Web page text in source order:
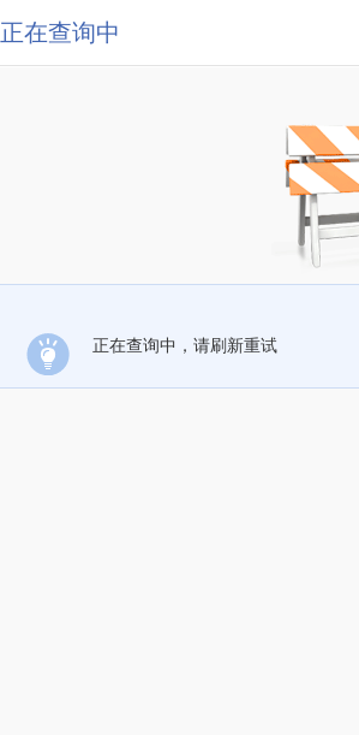
正在查询中
正在查询中，请刷新重试